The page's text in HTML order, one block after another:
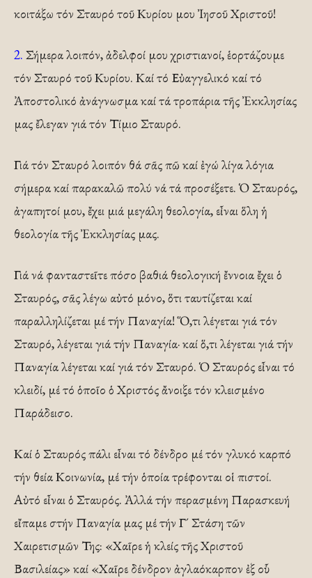
κοιτάξω τόν Σταυρό τοῦ Κυρίου μου Ἰησοῦ Χριστοῦ!
2. Σήμερα λοιπόν, ἀδελφοί μου χριστιανοί, ἑορτάζουμε
τόν Σταυρό τοῦ Κυρίου. Καί τό Εὐαγγελικό καί τό
Ἀποστολικό ἀνάγνωσμα καί τά τροπάρια τῆς Ἐκκλησίας
μας ἔλεγαν γιά τόν Τίμιο Σταυρό.
Γιά τόν Σταυρό λοιπόν θά σᾶς πῶ καί ἐγώ λίγα λόγια
σήμερα καί παρακαλῶ πολύ νά τά προσέξετε. Ὁ Σταυρός,
ἀγαπητοί μου, ἔχει μιά μεγάλη θεολογία, εἶναι ὅλη ἡ
θεολογία τῆς Ἐκκλησίας μας.
Γιά νά φανταστεῖτε πόσο βαθιά θεολογική ἔννοια ἔχει ὁ
Σταυρός, σᾶς λέγω αὐτό μόνο, ὅτι ταυτίζεται καί
παραλληλίζεται μέ τήν Παναγία! Ὅ,τι λέγεται γιά τόν
Σταυρό, λέγεται γιά τήν Παναγία· καί ὅ,τι λέγεται γιά τήν
Παναγία λέγεται καί γιά τόν Σταυρό. Ὁ Σταυρός εἶναι τό
κλειδί, μέ τό ὁποῖο ὁ Χριστός ἄνοιξε τόν κλεισμένο
Παράδεισο.
Καί ὁ Σταυρός πάλι εἶναι τό δένδρο μέ τόν γλυκό καρπό
τήν θεία Κοινωνία, μέ τήν ὁποία τρέφονται οἱ πιστοί.
Αὐτό εἶναι ὁ Σταυρός. Ἀλλά τήν περασμένη Παρασκευή
εἴπαμε στήν Παναγία μας μέ τήν Γ´ Στάση τῶν
Χαιρετισμῶν Της: «Χαῖρε ἡ κλείς τῆς Χριστοῦ
Βασιλείας» καί «Χαῖρε δένδρον ἀγλαόκαρπον ἐξ οὗ